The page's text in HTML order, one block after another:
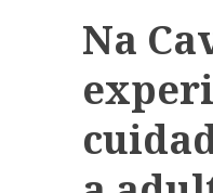
Na